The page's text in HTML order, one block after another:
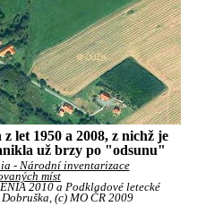
let 1950 a 2008, z nichž je
už brzy po "odsunu"
- Národní inventarizace
míst
2010 a Podkladové letecké
(c) MO ČR 2009